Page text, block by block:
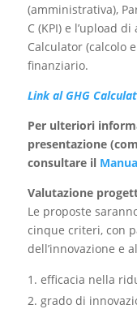
(amministrativa),
C (KPI) e l’upload
Calculator (calcolo
finanziario.
Link al GHG
Per ulteriori
presentazione
consultare il
Valutazione
Le proposte
cinque criteri, con
dell’innovazione e
efficacia nella
grado di